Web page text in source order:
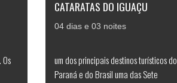
CATARATAS DO IGUAÇU
04 dias e 03 noites
um dos principais destinos turísticos do
Paraná e do Brasil uma das Sete